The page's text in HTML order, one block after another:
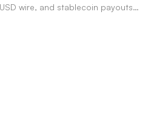
wire, and stablecoin payouts.